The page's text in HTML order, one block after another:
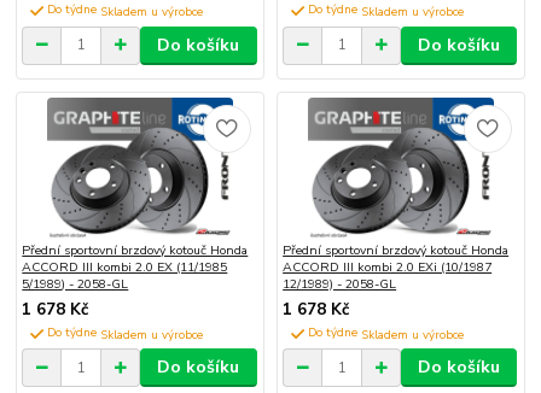
Do týdne
Do košíku
Do týdne
Do košíku
Přední sportovní brzdový kotouč Honda
ACCORD III kombi 2.0 EX (11/1985
5/1989) - 2058-GL
1 678 Kč
Do týdne
Do košíku
Přední sportovní brzdový kotouč Honda
ACCORD III kombi 2.0 EXi (10/1987
12/1989) - 2058-GL
1 678 Kč
Do týdne
Do košíku